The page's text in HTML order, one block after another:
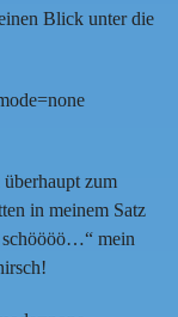
Blick unter die
zum
in meinem Satz
schöööö…“ mein